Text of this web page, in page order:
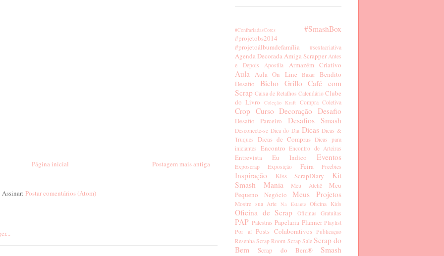
Postagem mais antiga
Página inicial
Assinar: Postar comentários (Atom)
#ConfrariadasCores #SmashBox
#projetobs2014
#projetoálbumdefamília
#sextacriativa
Agenda DecoradaAmiga Scrapper Antes
e Depois
Apostila Armazém Criativo
Aula Aula On Line Bazar
Bendito
Desafio
Bicho Grillo Café com
Scrap Caixa de Retalhos Calendário Clube
do Livro
Coleção Kraft Compra Coletiva
Crop Curso Decoração Desafio
Desafio Parceiro Desafios Smash
Desconecte-se Dica do Dia Dicas Dicas &
Truques
Dicas de Compras Dicas para
iniciantes Encontro Encontro de Arteiras
Entrevista Eu Indico Eventos
Exposcrap Exposição Feira Freebies
Inspiração Kiss ScrapDiary
Kit
Smash Mania
Meu Ateliê
Meu
Pequeno Negócio
Meus Projetos
Mostre sua Arte Na Estante Oficina Kids
Oficina de Scrap Oficinas Gratuitas
PAP Palestras Papelaria Planner Playlist
Por aí
Posts Colaborativos
Publicação
Resenha Scrap Room Scrap Sale Scrap do
Bem
Scrap do Bem® Smash